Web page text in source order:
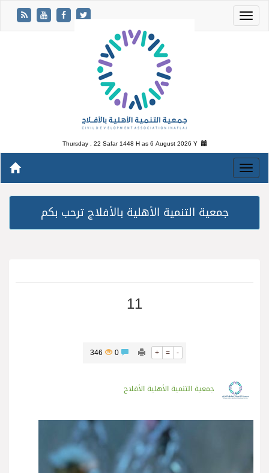
Thursday , 22 Safar 1448 H as6 August 2026 Y
جمعية التنمية الأهلية بالأفلاج ترحب بكم
11
+ = -
346
جمعية التنمية الأهلية الأفلاج